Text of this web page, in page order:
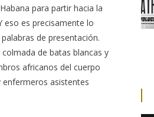
para partir hacia la
eso es precisamente lo
de presentación.
de batas blancas y
africanos del cuerpo
asistentes